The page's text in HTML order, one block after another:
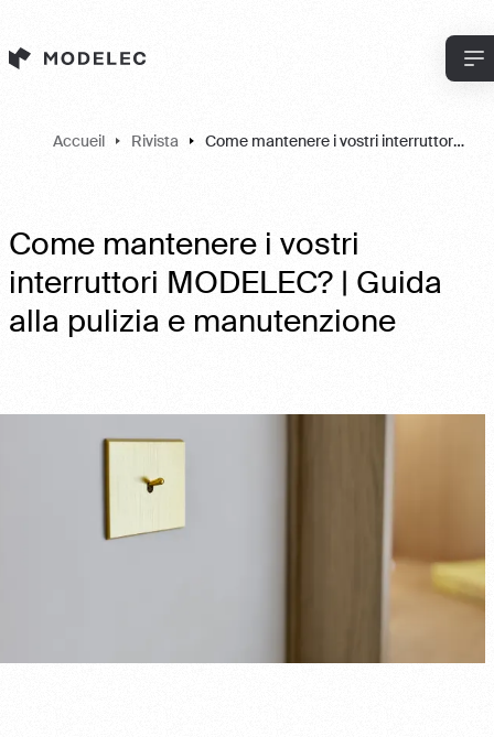
Accueil Rivista Come mantenere i vostri interruttori MODELEC? | Guida alla pulizia e manutenzione
Come mantenere i vostri
interruttori MODELEC? | Guida
alla pulizia e manutenzione